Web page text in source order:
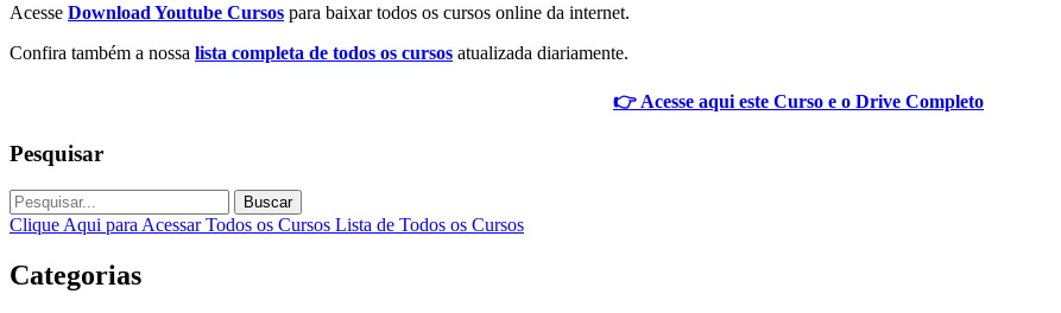
Acesse Download Youtube Cursos para baixar todos os cursos online da internet.
Confira também a nossa lista completa de todos os cursos atualizada diariamente.
👉 Acesse aqui este Curso e o Drive Completo
Pesquisar
Buscar
Clique Aqui para Acessar Todos os Cursos Lista de Todos os Cursos
Categorias